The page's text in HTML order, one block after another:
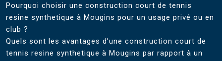
Pourquoi choisir une construction court de tennis
resine synthetique à Mougins pour un usage privé ou en
club ?
Quels sont les avantages d’une construction court de
tennis resine synthetique à Mougins par rapport à un